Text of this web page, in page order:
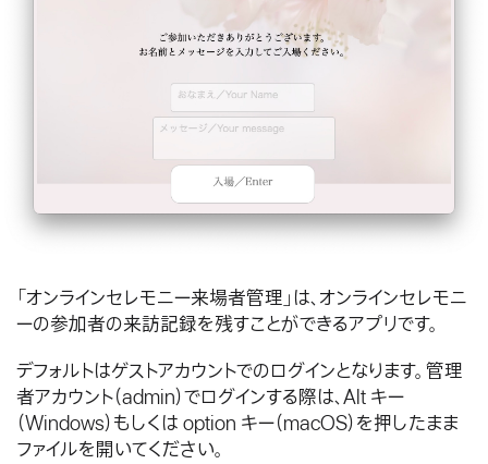
「オンラインセレモニー来場者管理」は、オンラインセレモニ
ーの参加者の来訪記録を残すことができるアプリです。
デフォルトはゲストアカウントでのログインとなります。管理
者アカウント（admin）でログインする際は、Alt キー
（Windows）もしくは option キー（macOS）を押したまま
ファイルを開いてください。